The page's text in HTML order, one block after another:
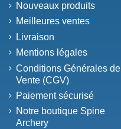
Nouveaux produits
Meilleures ventes
Livraison
Mentions légales
Conditions Générales de
Vente (CGV)
Paiement sécurisé
Notre boutique Spine
Archery